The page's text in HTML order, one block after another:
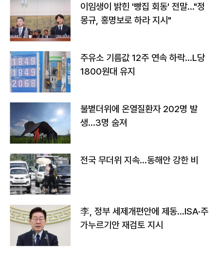
이임생이 밝힌 '빵집 회동' 전말…"정
몽규, 홍명보로 하라 지시"
주유소 기름값 12주 연속 하락…L당
1800원대 유지
불볕더위에 온열질환자 202명 발
생…3명 숨져
전국 무더위 지속…동해안 강한 비
李, 정부 세제개편안에 제동…ISA·주
가누르기안 재검토 지시